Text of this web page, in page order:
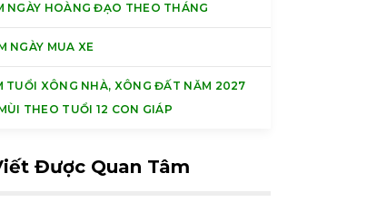
NGÀY HOÀNG ĐẠO THEO THÁNG
NGÀY MUA XE
TUỔI XÔNG NHÀ, XÔNG ĐẤT NĂM 2027
THEO TUỔI 12 CON GIÁP
Được Quan Tâm